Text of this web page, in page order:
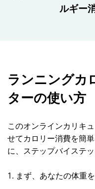
ルギー
ランニングカ
ターの使い方
このオンラインカリキ
せてカロリー消費を簡
に、ステップバイステ
1. まず、あなたの体重